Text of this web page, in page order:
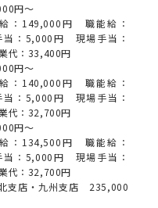
円～
149,000円 職能給：
：5,000円 現場手当：
代：33,400円
円～
140,000円 職能給：
：5,000円 現場手当：
代：32,700円
円～
134,500円 職能給：
：5,000円 現場手当：
代：32,700円
支店・九州支店 235,000